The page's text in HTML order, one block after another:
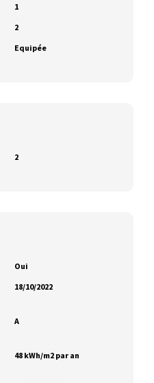
1
2
Equipée
2
Oui
18/10/2022
A
48 kWh/m2 par an